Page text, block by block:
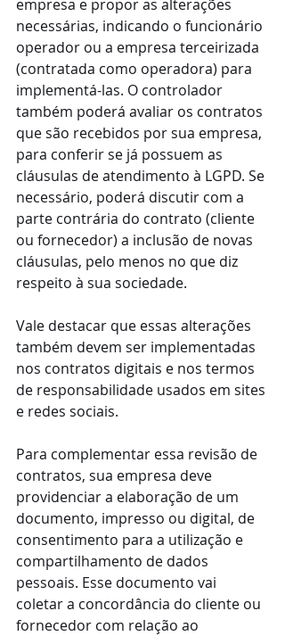
empresa e propor as alterações
necessárias, indicando o funcionário
operador ou a empresa terceirizada
(contratada como operadora) para
implementá-las. O controlador
também poderá avaliar os contratos
que são recebidos por sua empresa,
para conferir se já possuem as
cláusulas de atendimento à LGPD. Se
necessário, poderá discutir com a
parte contrária do contrato (cliente
ou fornecedor) a inclusão de novas
cláusulas, pelo menos no que diz
respeito à sua sociedade.
Vale destacar que essas alterações
também devem ser implementadas
nos contratos digitais e nos termos
de responsabilidade usados em sites
e redes sociais.
Para complementar essa revisão de
contratos, sua empresa deve
providenciar a elaboração de um
documento, impresso ou digital, de
consentimento para a utilização e
compartilhamento de dados
pessoais. Esse documento vai
coletar a concordância do cliente ou
fornecedor com relação ao